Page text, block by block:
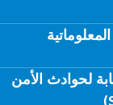
لحوادث الأمن
لحوادث الأمن